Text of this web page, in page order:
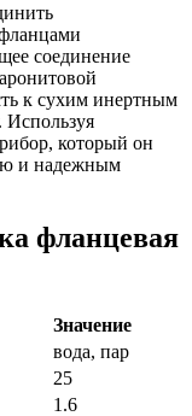
соединение
к сухим инертным
Используя
который он
и надежным
фланцевая
Значение
вода, пар
25
1.6